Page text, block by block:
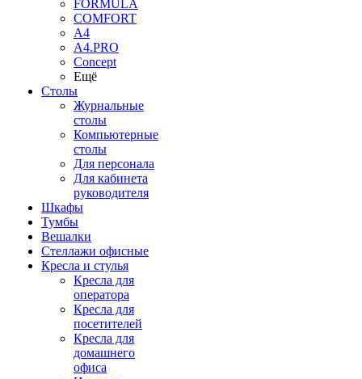
FORMULA
COMFORT
A4
A4.PRO
Concept
Ещё
Столы
Журнальные
столы
Компьютерные
столы
Для персонала
Для кабинета
руководителя
Шкафы
Тумбы
Вешалки
Стеллажи офисные
Кресла и стулья
Кресла для
оператора
Кресла для
посетителей
Кресла для
домашнего
офиса